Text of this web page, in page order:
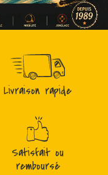
Livraison rapide
Satisfait ou
remboursé